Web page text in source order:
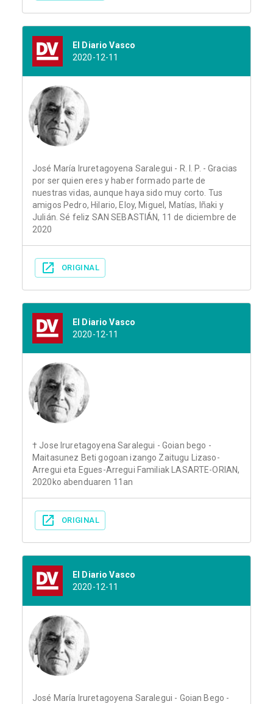
El Diario Vasco
2020-12-11
José María Iruretagoyena Saralegui - R. I. P. - Gracias
por ser quien eres y haber formado parte de
nuestras vidas, aunque haya sido muy corto. Tus
amigos Pedro, Hilario, Eloy, Miguel, Matías, Iñaki y
Julián. Sé feliz SAN SEBASTIÁN, 11 de diciembre de
2020
ORIGINAL
El Diario Vasco
2020-12-11
† Jose Iruretagoyena Saralegui - Goian bego -
Maitasunez Beti gogoan izango Zaitugu Lizaso-
Arregui eta Egues-Arregui Familiak LASARTE-ORIAN,
2020ko abenduaren 11an
ORIGINAL
El Diario Vasco
2020-12-11
José María Iruretagoyena Saralegui - Goian Bego -